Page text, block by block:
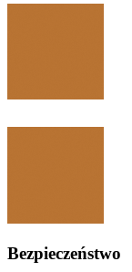
Bezpieczeństwo